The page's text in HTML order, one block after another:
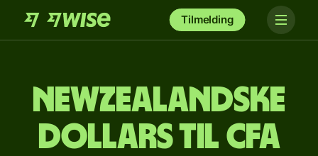
Tilmelding
Newzealandske
dollars til CFA